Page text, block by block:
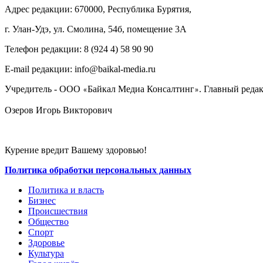
Адрес редакции: 670000, Республика Бурятия,
г. Улан-Удэ, ул. Смолина, 54б, помещение 3А
Телефон редакции: ‎‎8 (924 4) 58 90 90
E-mail редакции: info@baikal-media.ru
Учредитель - ООО «Байкал Медиа Консалтинг». Главный
Озеров Игорь Викторович
Курение вредит Вашему здоровью!
Политика обработки персональных данных
Политика и власть
Бизнес
Происшествия
Общество
Cпорт
Здоровье
Культура